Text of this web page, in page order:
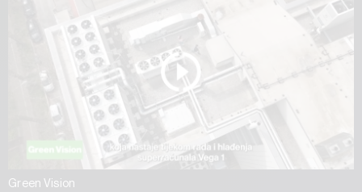
Green Vision